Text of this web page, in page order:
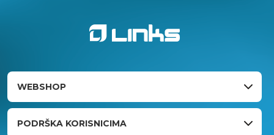
WEBSHOP
PODRŠKA KORISNICIMA